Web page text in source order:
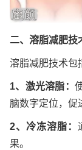
二、溶脂减肥技
溶脂减肥技术包
1、激光溶脂：
脑数字定位，促
2、冷冻溶脂：
果。